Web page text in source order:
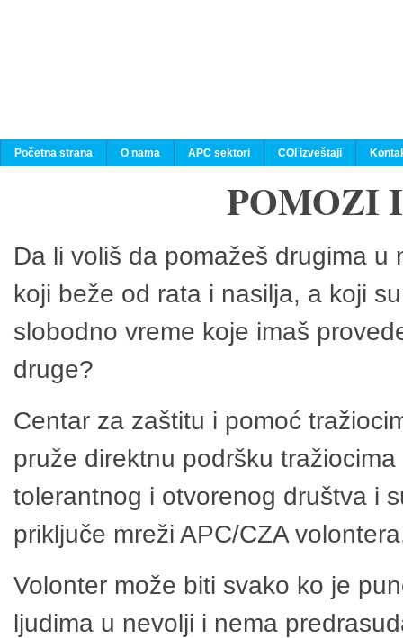
Početna strana O nama APC sektori COI izveštaji
POMOZI
Da li voliš da pomažeš drugima
koji beže od rata i nasilja, a koji
slobodno vreme koje imaš
druge?
Centar za zaštitu i pomoć
pruže direktnu podršku
tolerantnog i otvorenog društva i
priključe mreži APC/CZA
Volonter može biti svako ko je
ljudima u nevolji i nema